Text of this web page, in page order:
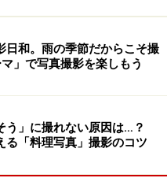
シュの使い分けを見てい
体の動きの写りが
日和。雨の季節だからこそ撮
」で写真撮影を楽しもう
う」に撮れない原因は…？
る「料理写真」撮影のコツ